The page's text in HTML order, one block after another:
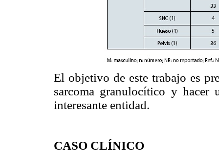
El objetivo de este trabajo es
sarcoma granulocítico y hacer
interesante entidad.
CASO CLÍNICO